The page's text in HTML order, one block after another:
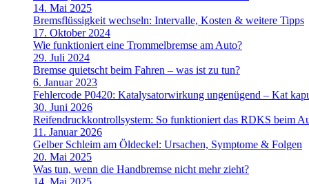
14. Mai 2025
Bremsflüssigkeit wechseln: Intervalle, Kosten & weitere Tipps
17. Oktober 2024
Wie funktioniert eine Trommelbremse am Auto?
29. Juli 2024
Bremse quietscht beim Fahren – was ist zu tun?
6. Januar 2023
Fehlercode P0420: Katalysatorwirkung ungenügend – Kat
30. Juni 2026
Reifendruckkontrollsystem: So funktioniert das RDKS beim
11. Januar 2026
Gelber Schleim am Öldeckel: Ursachen, Symptome & Folgen
20. Mai 2025
Was tun, wenn die Handbremse nicht mehr zieht?
14. Mai 2025